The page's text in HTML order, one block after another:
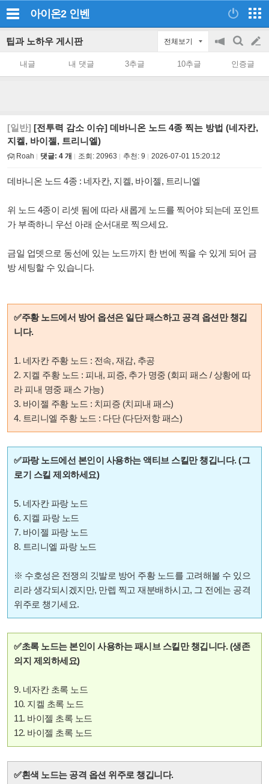
아이온2 인벤
팁과 노하우 게시판 전체보기
공
on/off
검
색
글
쓰
내글 내 댓글 3추글 10추글 인증글
[일반] [전투력 감소 이슈] 데바니온 노드 4종 찍는 방법 (네자칸,
지켈, 바이젤, 트리니엘)
Roah 댓글: 4 개 조회: 20963 추천: 9 2026-07-01 15:20:12
데바니온 노드 4종 : 네자칸, 지켈, 바이젤, 트리니엘
위 노드 4종이 리셋 됨에 따라 새롭게 노드를 찍어야 되는데 포인트
가 부족하니 우선 아래 순서대로 찍으세요.
금일 업뎃으로 동선에 있는 노드까지 한 번에 찍을 수 있게 되어 금
방 세팅할 수 있습니다.
✅주황 노드에서 방어 옵션은 일단 패스하고 공격 옵션만 챙깁
니다.
1. 네자칸 주황 노드 : 전속, 재감, 추공
2. 지켈 주황 노드 : 피내, 피증, 추가 명중 (회피 패스 / 상황에 따
라 피내 명중 패스 가능)
3. 바이젤 주황 노드 : 치피증 (치피내 패스)
4. 트리니엘 주황 노드 : 다단 (다단저항 패스)
✅파랑 노드에선 본인이 사용하는 액티브 스킬만 챙깁니다. (그
로기 스킬 제외하세요)
5. 네자칸 파랑 노드
6. 지켈 파랑 노드
7. 바이젤 파랑 노드
8. 트리니엘 파랑 노드
※ 수호성은 전쟁의 깃발로 방어 주황 노드를 고려해볼 수 있으
리라 생각되시겠지만, 만렙 찍고 재분배하시고, 그 전에는 공격
위주로 챙기세요.
✅초록 노드는 본인이 사용하는 패시브 스킬만 챙깁니다. (생존
의지 제외하세요)
9. 네자칸 초록 노드
10. 지켈 초록 노드
11. 바이젤 초록 노드
12. 바이젤 초록 노드
✅흰색 노드는 공격 옵션 위주로 챙깁니다.